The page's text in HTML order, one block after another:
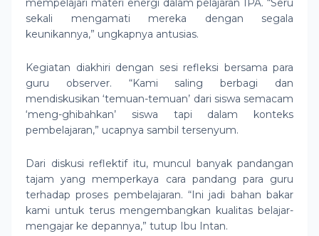
mempelajari materi energi dalam pelajaran IPA. “Seru
sekali mengamati mereka dengan segala
keunikannya,” ungkapnya antusias.
Kegiatan diakhiri dengan sesi refleksi bersama para
guru observer. “Kami saling berbagi dan
mendiskusikan ‘temuan-temuan’ dari siswa semacam
‘meng-ghibahkan’ siswa tapi dalam konteks
pembelajaran,” ucapnya sambil tersenyum.
Dari diskusi reflektif itu, muncul banyak pandangan
tajam yang memperkaya cara pandang para guru
terhadap proses pembelajaran. “Ini jadi bahan bakar
kami untuk terus mengembangkan kualitas belajar-
mengajar ke depannya,” tutup Ibu Intan.